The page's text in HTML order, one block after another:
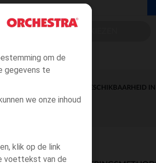
om de
gegevens te
we onze inhoud
klik op de link
voettekst van de
DIRECTE BESCHIKBAARHEID